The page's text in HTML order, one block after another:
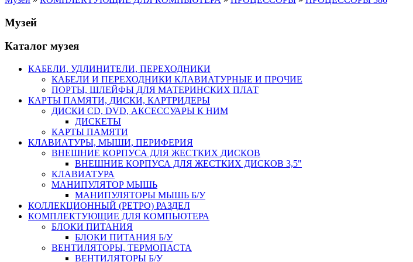
Музей
Каталог музея
КАБЕЛИ, УДЛИНИТЕЛИ, ПЕРЕХОДНИКИ
КАБЕЛИ И ПЕРЕХОДНИКИ КЛАВИАТУРНЫЕ И ПРОЧИЕ
ПОРТЫ, ШЛЕЙФЫ ДЛЯ МАТЕРИНСКИХ ПЛАТ
КАРТЫ ПАМЯТИ, ДИСКИ, КАРТРИДЕРЫ
ДИСКИ CD, DVD, АКСЕССУАРЫ К НИМ
ДИСКЕТЫ
КАРТЫ ПАМЯТИ
КЛАВИАТУРЫ, МЫШИ, ПЕРИФЕРИЯ
ВНЕШНИЕ КОРПУСА ДЛЯ ЖЕСТКИХ ДИСКОВ
ВНЕШНИЕ КОРПУСА ДЛЯ ЖЕСТКИХ ДИСКОВ 3,5"
КЛАВИАТУРА
МАНИПУЛЯТОР МЫШЬ
МАНИПУЛЯТОРЫ МЫШЬ Б/У
КОЛЛЕКЦИОННЫЙ (РЕТРО) РАЗДЕЛ
КОМПЛЕКТУЮЩИЕ ДЛЯ КОМПЬЮТЕРА
БЛОКИ ПИТАНИЯ
БЛОКИ ПИТАНИЯ Б/У
ВЕНТИЛЯТОРЫ, ТЕРМОПАСТА
ВЕНТИЛЯТОРЫ Б/У